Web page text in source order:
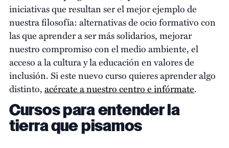
iniciativas que resultan ser el mejor ejemplo de
nuestra filosofía: alternativas de ocio formativo con
las que aprender a ser más solidarios, mejorar
nuestro compromiso con el medio ambiente, el
acceso a la cultura y la educación en valores de
inclusión. Si este nuevo curso quieres aprender algo
distinto,acércate a nuestro centro e infórmate.
Cursos para entender la
tierra que pisamos